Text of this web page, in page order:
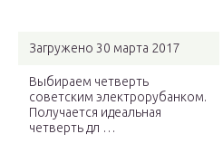
Загружено 30 марта 2017
Выбираем четверть
советским электрорубанком.
Получается идеальная
четверть дл …